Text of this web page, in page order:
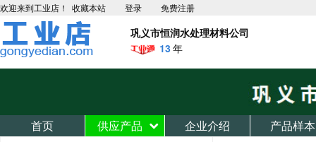
欢迎来到工业店！ 收藏本站 登录 免费注册
巩义市恒润水处理材料公司
13年
首页 供应产品 企业介绍 产品样本